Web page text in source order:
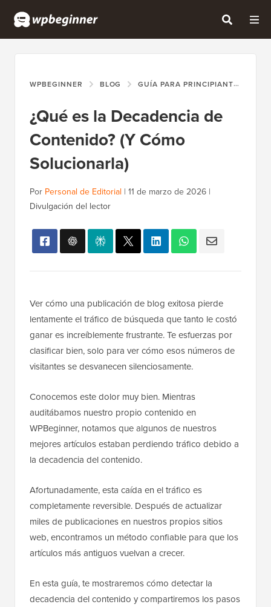
WPBEGINNER BLOG GUÍA PARA PRINCIPIANTES
¿Qué es la Decadencia de
Contenido? (Y Cómo
Solucionarla)
Por Personal de Editorial | 11 de marzo de 2026 |
Divulgación del lector
Ver cómo una publicación de blog exitosa pierde
lentamente el tráfico de búsqueda que tanto le costó
ganar es increíblemente frustrante. Te esfuerzas por
clasificar bien, solo para ver cómo esos números de
visitantes se desvanecen silenciosamente.
Conocemos este dolor muy bien. Mientras
auditábamos nuestro propio contenido en
WPBeginner, notamos que algunos de nuestros
mejores artículos estaban perdiendo tráfico debido a
la decadencia del contenido.
Afortunadamente, esta caída en el tráfico es
completamente reversible. Después de actualizar
miles de publicaciones en nuestros propios sitios
web, encontramos un método confiable para que los
artículos más antiguos vuelvan a crecer.
En esta guía, te mostraremos cómo detectar la
decadencia del contenido y compartiremos los pasos